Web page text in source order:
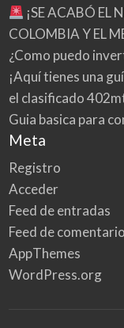
¡SE ACABÓ EL
COLOMBIA Y EL
¿Como puedo
¡Aquí tienes una
el clasificado
Guia basica para
Meta
Registro
Acceder
Feed de entradas
Feed de
AppThemes
WordPress.org